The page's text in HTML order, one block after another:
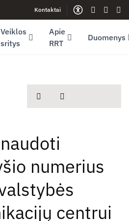
window)Kontaktai
Gestų
Veiklos
sritys
Apie
RRT
Duomenys
spausdintiDalintis
numerius
centrui